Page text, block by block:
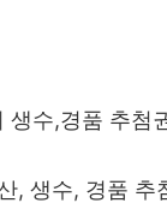
수,경품 추첨
, 생수, 경품 추